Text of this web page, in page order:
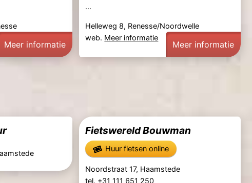
Meer informatie
...
Helleweg 8, Renesse/Noordwelle
web. Meer informatie
Meer informatie
Fietswereld Bouwman
Huur fietsen online
Noordstraat 17, Haamstede
tel. +31 111 651 250